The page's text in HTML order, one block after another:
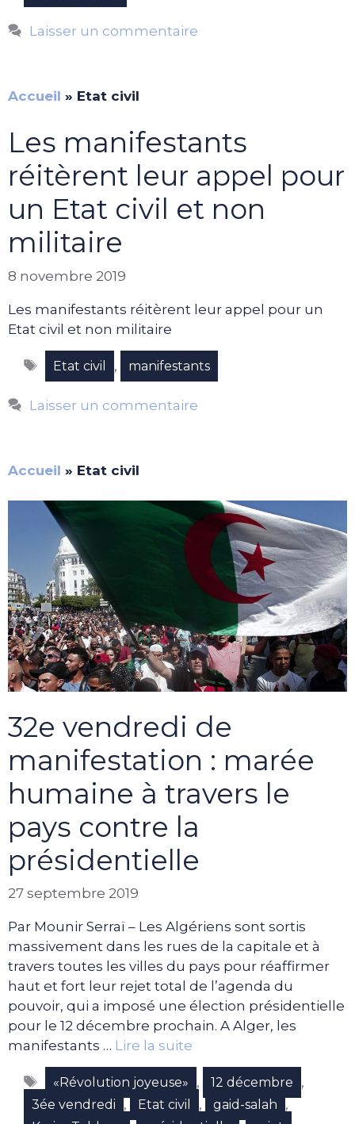
Laisser un commentaire
Accueil » Etat civil
Les manifestants
réitèrent leur appel pour
un Etat civil et non
militaire
8 novembre 2019
Les manifestants réitèrent leur appel pour un
Etat civil et non militaire
Étiquettes
Etat civil , manifestants
Laisser un commentaire
Accueil » Etat civil
32e vendredi de
manifestation : marée
humaine à travers le
pays contre la
présidentielle
27 septembre 2019
Par Mounir Serraï – Les Algériens sont sortis
massivement dans les rues de la capitale et à
travers toutes les villes du pays pour réaffirmer
haut et fort leur rejet total de l’agenda du
pouvoir, qui a imposé une élection présidentielle
pour le 12 décembre prochain. A Alger, les
manifestants … Lire la suite
Étiquettes
«Révolution joyeuse» , 12 décembre ,
3ée vendredi , Etat civil , gaid-salah ,